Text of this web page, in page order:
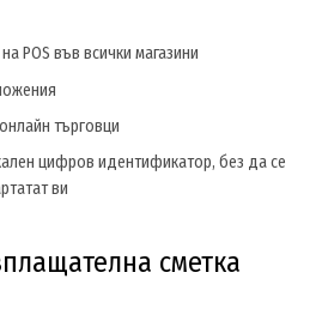
POS във всички магазини
търговци
цифров идентификатор, без да се
ви
сметка